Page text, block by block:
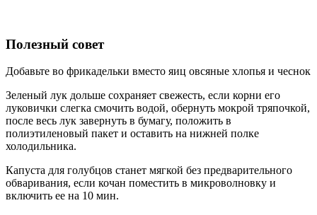
Полезный совет
Добавьте во фрикадельки вместо яиц овсяные хлопья и чеснок
Зеленый лук дольше сохраняет свежесть, если корни его
луковички слегка смочить водой, обернуть мокрой тряпочкой,
после весь лук завернуть в бумагу, положить в
полиэтиленовый пакет и оставить на нижней полке
холодильника.
Капуста для голубцов станет мягкой без предварительного
обваривания, если кочан поместить в микроволновку и
включить ее на 10 мин.